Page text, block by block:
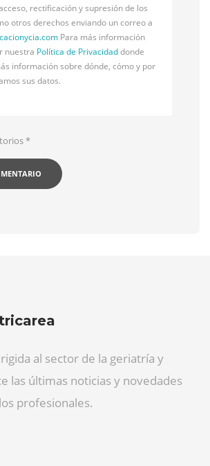
rectificación y supresión de los
otros derechos enviando un correo a
Para más información
nuestra Política de Privacidaddonde
información sobre dónde, cómo y por
sus datos.
*
al sector de la geriatría y
las últimas noticias y novedades
profesionales.